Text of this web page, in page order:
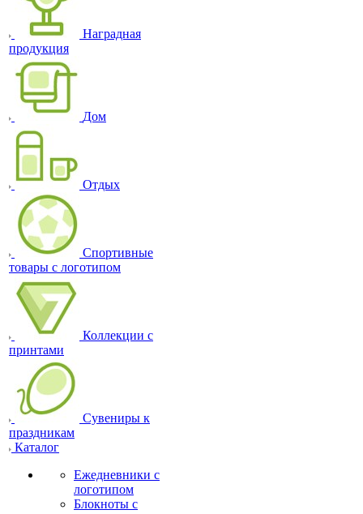
Наградная
продукция
Дом
Отдых
Спортивные
товары с логотипом
Коллекции с
принтами
Сувениры к
праздникам
Каталог
Ежедневники с
логотипом
Блокноты с